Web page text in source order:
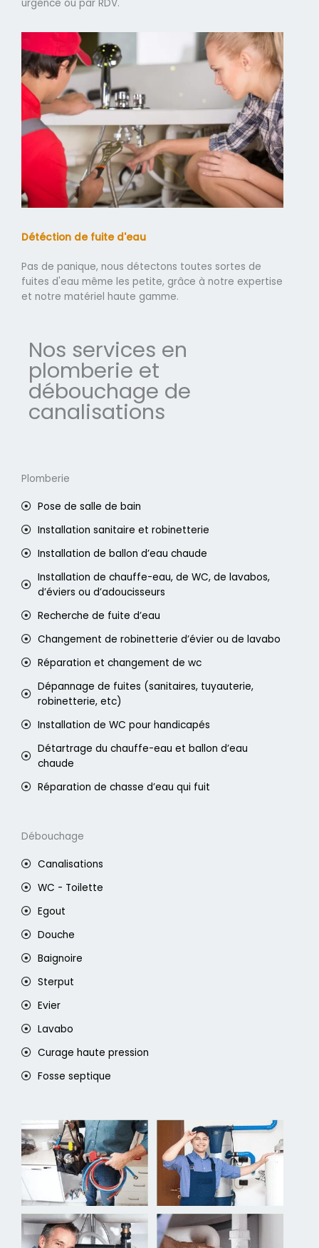
urgence ou par RDV.
Détéction de fuite d'eau
Pas de panique, nous détectons toutes sortes de
fuites d'eau même les petite, grâce à notre expertise
et notre matériel haute gamme.
Nos services en
plomberie et
débouchage de
canalisations
Plomberie
Pose de salle de bain
Installation sanitaire et robinetterie
Installation de ballon d’eau chaude
Installation de chauffe-eau, de WC, de lavabos,
d’éviers ou d’adoucisseurs
Recherche de fuite d’eau
Changement de robinetterie d’évier ou de lavabo
Réparation et changement de wc
Dépannage de fuites (sanitaires, tuyauterie,
robinetterie, etc)
Installation de WC pour handicapés
Détartrage du chauffe-eau et ballon d’eau
chaude
Réparation de chasse d’eau qui fuit
Débouchage
Canalisations
WC - Toilette
Egout
Douche
Baignoire
Sterput
Evier
Lavabo
Curage haute pression
Fosse septique